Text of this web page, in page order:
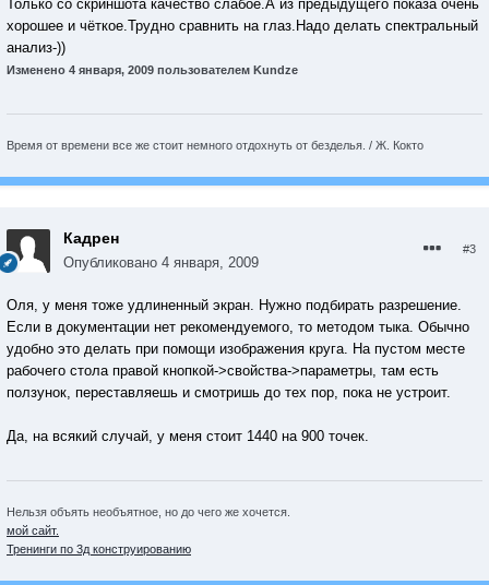
Только со скриншота качество слабое.А из предыдущего показа очень
хорошее и чёткое.Трудно сравнить на глаз.Надо делать спектральный
анализ-))
Изменено 4 января, 2009 пользователем Kundze
Время от времени все же стоит немного отдохнуть от безделья. / Ж. Кокто
Кадрен
Опубликовано 4 января, 2009
#3
Оля, у меня тоже удлиненный экран. Нужно подбирать разрешение.
Если в документации нет рекомендуемого, то методом тыка. Обычно
удобно это делать при помощи изображения круга. На пустом месте
рабочего стола правой кнопкой->свойства->параметры, там есть
ползунок, переставляешь и смотришь до тех пор, пока не устроит.
Да, на всякий случай, у меня стоит 1440 на 900 точек.
Нельзя объять необъятное, но до чего же хочется.
мой сайт.
Тренинги по 3д конструированию